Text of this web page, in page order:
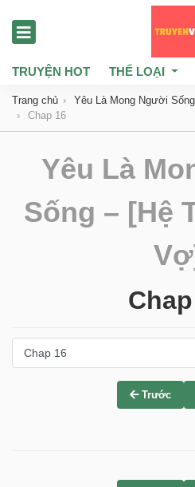
TRUYỆN HOT THỂ LOẠI
Trang chủ
Yêu Là Mong Người
Chap 16
Yêu Là
Sống – [Hệ
Trước